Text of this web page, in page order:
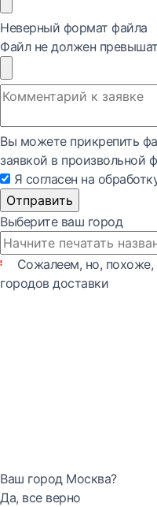
Неверный формат файла
Файл не должен
Вы можете прикрепить
заявкой в произвольной
Я согласен на
Отправить
Выберите ваш город
Сожалеем, но, похоже,
городов доставки
Ваш город Москва?
Да, все верно